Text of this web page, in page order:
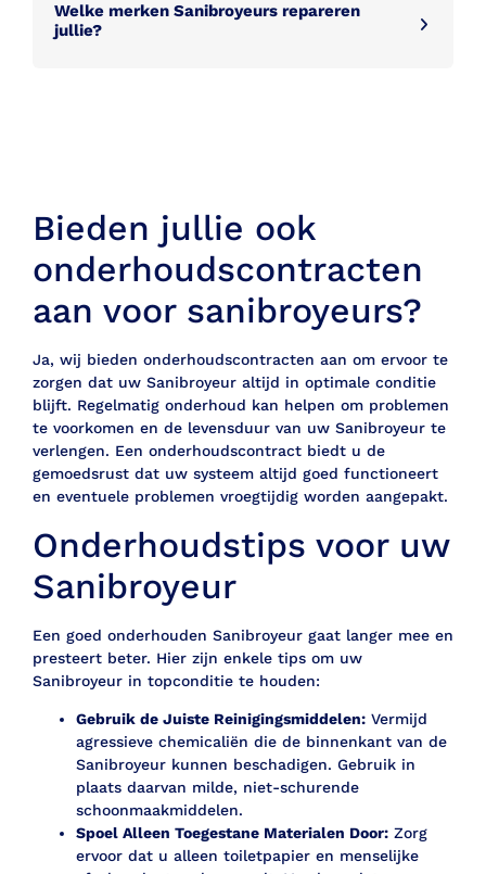
Welke merken Sanibroyeurs repareren
jullie?
Bieden jullie ook
onderhoudscontracten
aan voor sanibroyeurs?
Ja, wij bieden onderhoudscontracten aan om ervoor te
zorgen dat uw Sanibroyeur altijd in optimale conditie
blijft. Regelmatig onderhoud kan helpen om problemen
te voorkomen en de levensduur van uw Sanibroyeur te
verlengen. Een onderhoudscontract biedt u de
gemoedsrust dat uw systeem altijd goed functioneert
en eventuele problemen vroegtijdig worden aangepakt.
Onderhoudstips voor uw
Sanibroyeur
Een goed onderhouden Sanibroyeur gaat langer mee en
presteert beter. Hier zijn enkele tips om uw
Sanibroyeur in topconditie te houden:
Gebruik de Juiste Reinigingsmiddelen: Vermijd
agressieve chemicaliën die de binnenkant van de
Sanibroyeur kunnen beschadigen. Gebruik in
plaats daarvan milde, niet-schurende
schoonmaakmiddelen.
Spoel Alleen Toegestane Materialen Door: Zorg
ervoor dat u alleen toiletpapier en menselijke